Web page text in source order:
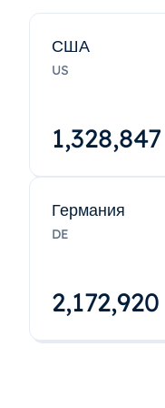
США
US
1,328,848
Германия
DE
2,172,922